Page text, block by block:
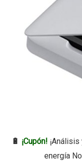
🔋 ¡Cupón!
energía